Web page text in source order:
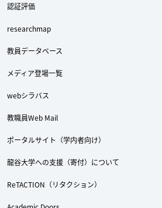
認証評価
researchmap
教員データベース
メディア登場一覧
webシラバス
教職員Web Mail
ポータルサイト（学内者向け）
龍谷大学への支援（寄付）について
ReTACTION（リタクション）